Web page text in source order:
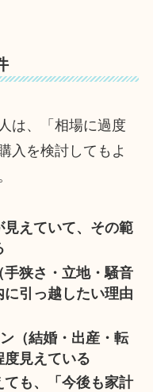
は、「相場に過度
入を検討してもよ
えていて、その範
狭さ・立地・騒音
引っ越したい理由
（結婚・出産・転
見えている
も、「今後も家計